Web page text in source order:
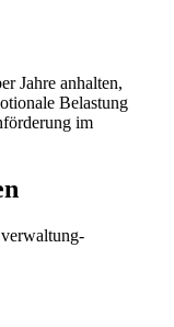
Jahre anhalten,
Belastung
im